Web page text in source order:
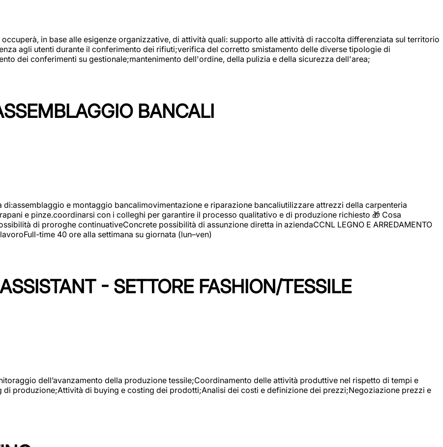
in base alle esigenze organizzative, di attività quali: supporto alle attività di raccolta differenziata sul territorio
agli utenti durante il conferimento dei rifiuti;verifica del corretto smistamento delle diverse tipologie di
dei conferimenti su gestionale;mantenimento dell'ordine, della pulizia e della sicurezza dell'area;
BANCALI
di:assemblaggio e montaggio bancalimovimentazione e riparazione bancaliutilizzare attrezzi della carpenteria
e pinze.coordinarsi con i colleghi per garantire il processo qualitativo e di produzione richiesto 🎁 Cosa
di proroghe continuativeConcrete possibilità di assunzione diretta in aziendaCCNL LEGNO E ARREDAMENTO
time 40 ore alla settimana su giornata (lun–ven)
- SETTORE FASHION/TESSILE
dell’avanzamento della produzione tessile;Coordinamento delle attività produttive nel rispetto di tempi e
produzione;Attività di buying e costing dei prodotti;Analisi dei costi e definizione dei prezzi;Negoziazione prezzi e